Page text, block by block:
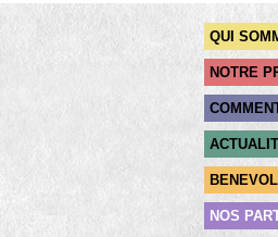
QUI
NOTRE
NOS